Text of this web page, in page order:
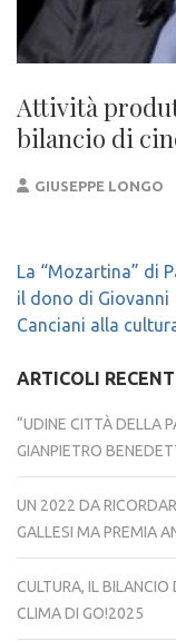
Attività
bilancio di
GIUSEPPE LONGO
Navigazione
articoli
La “Mozartina” di
il dono di Giovanni
Canciani alla
ARTICOLI
“UDINE CITTÀ DELLA
GIANPIETRO
UN 2022 DA
GALLESI MA PREMIA
CULTURA, IL
CLIMA DI GO!2025